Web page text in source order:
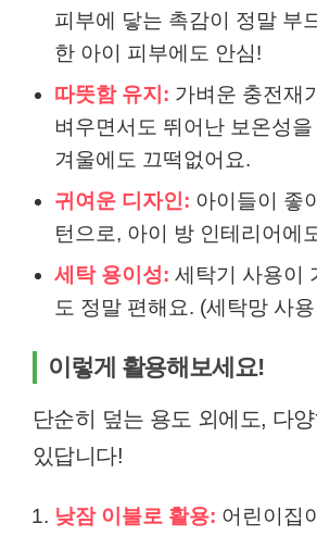
피부에 닿는 촉감이 정말 부
한 아이 피부에도 안심!
따뜻함 유지: 가벼운 충전재
벼우면서도 뛰어난 보온성
겨울에도 끄떡없어요.
귀여운 디자인: 아이들이 좋
턴으로, 아이 방 인테리어에
세탁 용이성: 세탁기 사용이
도 정말 편해요. (세탁망 사
이렇게 활용해보세요!
단순히 덮는 용도 외에도, 다
있답니다!
낮잠 이불로 활용: 어린이집